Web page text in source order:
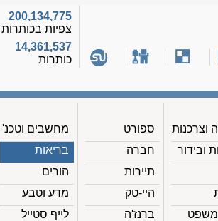
200,134,775
צפיות בכותרות
14,361,537
כותרות
וצרכנות
ובידור
ספורט
חברה
תיירות
היי-טק
ברנז'ה
מחשבים וטכנ'
בריאות
הורים
מדע וטבע
לייף סטייל